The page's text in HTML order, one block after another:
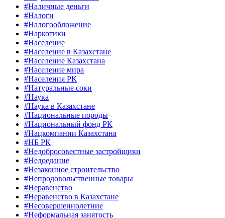
#Наличные деньги
#Налоги
#Налогообложение
#Наркотики
#Население
#Население в Казахстане
#Население Казахстана
#Население мира
#Населения РК
#Натуральные соки
#Наука
#Наука в Казахстане
#Национальные породы
#Национальный фонд РК
#Нацкомпании Казахстана
#НБ РК
#Недобросовестные застройщики
#Недоедание
#Незаконное строительство
#Непродовольственные товары
#Неравенство
#Неравенство в Казахстане
#Несовершеннолетние
#Неформальная занятость